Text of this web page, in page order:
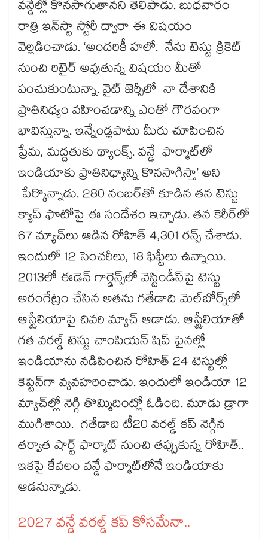
వన్డేల్లో కొనసాగుతానని తెలిపాడు. బుధవారం
రాత్రి ఇన్‌‌‌‌‌‌‌‌‌‌‌‌‌‌‌‌స్టా స్టోరీ ద్వారా ఈ విషయం
వెల్లడించాడు. ‘అందరికీ హలో. నేను టెస్టు క్రికెట్
నుంచి రిటైర్ అవుతున్న విషయం మీతో
పంచుకుంటున్నా. వైట్ జెర్సీలో నా దేశానికి
ప్రాతినిధ్యం వహించడాన్ని ఎంతో గౌరవంగా
భావిస్తున్నా. ఇన్నేండ్లపాటు మీరు చూపించిన
ప్రేమ, మద్దతుకు థ్యాంక్స్‌‌‌‌‌‌‌‌‌‌‌‌‌‌‌‌. వన్డే ఫార్మాట్‌‌‌‌‌‌‌‌‌‌‌‌‌‌‌‌లో
ఇండియాకు ప్రాతినిధ్యాన్ని కొనసాగిస్తా’ అని
పేర్కొన్నాడు. 280 నంబర్‌‌‌‌‌‌‌‌‌‌‌‌‌‌‌‌‌‌‌‌‌‌‌‌‌‌‌‌‌‌‌‌తో కూడిన తన టెస్టు
క్యాప్‌‌‌‌‌‌‌‌‌‌‌‌‌‌‌‌ ఫొటోపై ఈ సందేశం ఇచ్చాడు. తన కెరీర్‌‌‌‌‌‌‌‌‌‌‌‌‌‌‌‌‌‌‌‌‌‌‌‌‌‌‌‌‌‌‌‌లో
67 మ్యాచ్‌‌‌‌‌‌‌‌‌‌‌‌‌‌‌‌లు ఆడిన రోహిత్‌‌‌‌‌‌‌‌‌‌‌‌‌‌‌‌ 4,301 రన్స్ చేశాడు.
ఇందులో 12 సెంచరీలు, 18 ఫిఫ్టీలు ఉన్నాయి.
2013లో ఈడెన్ గార్డెన్స్‌‌‌‌‌‌‌‌‌‌‌‌‌‌‌‌లో వెస్టిండీస్‌‌‌‌‌‌‌‌‌‌‌‌‌‌‌‌పై టెస్టు
అరంగేట్రం చేసిన అతను గతేడాది మెల్‌‌‌‌‌‌‌‌‌‌‌‌‌‌‌‌బోర్న్‌‌‌‌‌‌‌‌‌‌‌‌‌‌‌‌లో
ఆస్ట్రేలియాపై చివరి మ్యాచ్ ఆడాడు. ఆస్ట్రేలియాతో
గత వరల్డ్ టెస్టు చాంపియన్ షిప్‌‌‌‌‌‌‌‌‌‌‌‌‌‌‌‌ ఫైనల్లో
ఇండియాను నడిపించిన రోహిత్ 24 టెస్టుల్లో
కెప్టెన్‌‌‌‌‌‌‌‌‌‌‌‌‌‌‌‌గా వ్యవహరించాడు. ఇందులో ఇండియా 12
మ్యాచ్‌‌‌‌‌‌‌‌‌‌‌‌‌‌‌‌ల్లో నెగ్గి తొమ్మిదింట్లో ఓడింది. మూడు డ్రాగా
ముగిశాయి. గతేడాది టీ20 వరల్డ్ కప్ నెగ్గిన
తర్వాత షార్ట్‌‌‌‌‌‌‌‌‌‌‌‌‌‌‌‌ ఫార్మాట్‌‌‌‌‌‌‌‌‌‌‌‌‌‌‌‌ నుంచి తప్పుకున్న రోహిత్..
ఇకపై కేవలం వన్డే ఫార్మాట్‌‌‌‌‌‌‌‌‌‌‌‌‌‌‌‌లోనే ఇండియాకు
ఆడనున్నాడు.
2027 వన్డే వరల్డ్ కప్ కోసమేనా..